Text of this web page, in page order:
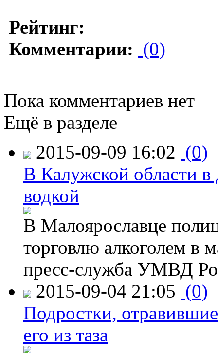
Рейтинг:
Комментарии: (0)
Пока комментариев нет
Ещё в разделе
2015-09-09 16:02 (0)
В Калужской области в
водкой
В Малоярославце
торговлю алкоголем в
пресс-служба УМВД
2015-09-04 21:05 (0)
Подростки,
его из таза